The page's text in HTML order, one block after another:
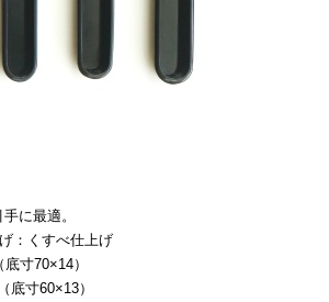
に最適。
：くすべ仕上げ
寸70×14）
60×13）